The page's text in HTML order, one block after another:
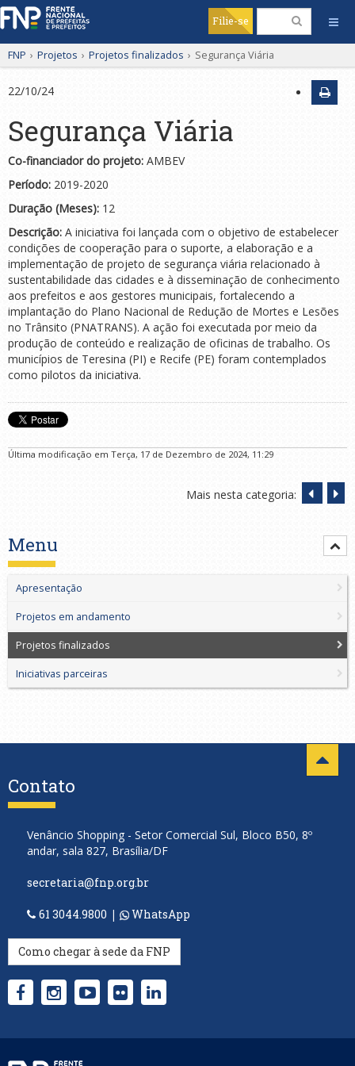
Filie-se
FNP › Projetos › Projetos finalizados › Segurança Viária
22/10/24
Segurança Viária
Co-financiador do projeto: AMBEV
Período: 2019-2020
Duração (Meses): 12
Descrição: A iniciativa foi lançada com o objetivo de estabelecer
condições de cooperação para o suporte, a elaboração e a
implementação de projeto de segurança viária relacionado à
sustentabilidade das cidades e à disseminação de conhecimento
aos prefeitos e aos gestores municipais, fortalecendo a
implantação do Plano Nacional de Redução de Mortes e Lesões
no Trânsito (PNATRANS). A ação foi executada por meio da
produção de conteúdo e realização de oficinas de trabalho. Os
municípios de Teresina (PI) e Recife (PE) foram contemplados
como pilotos da iniciativa.
Última modificação em Terça, 17 de Dezembro de 2024, 11:29
Mais nesta categoria:
Menu
Apresentação
Projetos em andamento
Projetos finalizados
Iniciativas parceiras
Contato
Venâncio Shopping - Setor Comercial Sul, Bloco B50, 8º
andar, sala 827, Brasília/DF
secretaria@fnp.org.br
61 3044.9800 | WhatsApp
Como chegar à sede da FNP